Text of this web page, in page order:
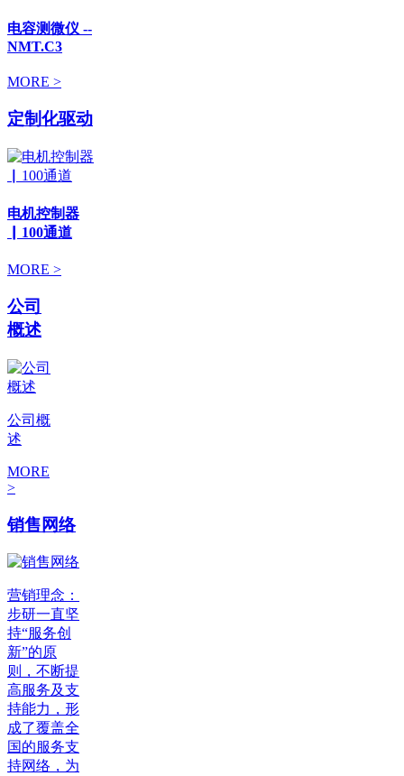
电容测微仪 --
NMT.C3
MORE >
定制化驱动
电机控制器
▏100通道
MORE >
公司
概述
公司概
述
MORE
>
销售网络
营销理念：
步研一直坚
持“服务创
新”的原
则，不断提
高服务及支
持能力，形
成了覆盖全
国的服务支
持网络，为